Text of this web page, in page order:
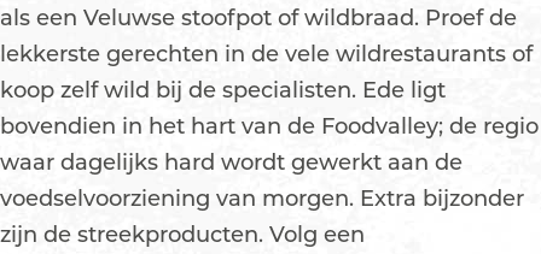
als een Veluwse stoofpot of wildbraad. Proef de
lekkerste gerechten in de vele wildrestaurants of
koop zelf wild bij de specialisten. Ede ligt
bovendien in het hart van de Foodvalley; de regio
waar dagelijks hard wordt gewerkt aan de
voedselvoorziening van morgen. Extra bijzonder
zijn de streekproducten. Volg een